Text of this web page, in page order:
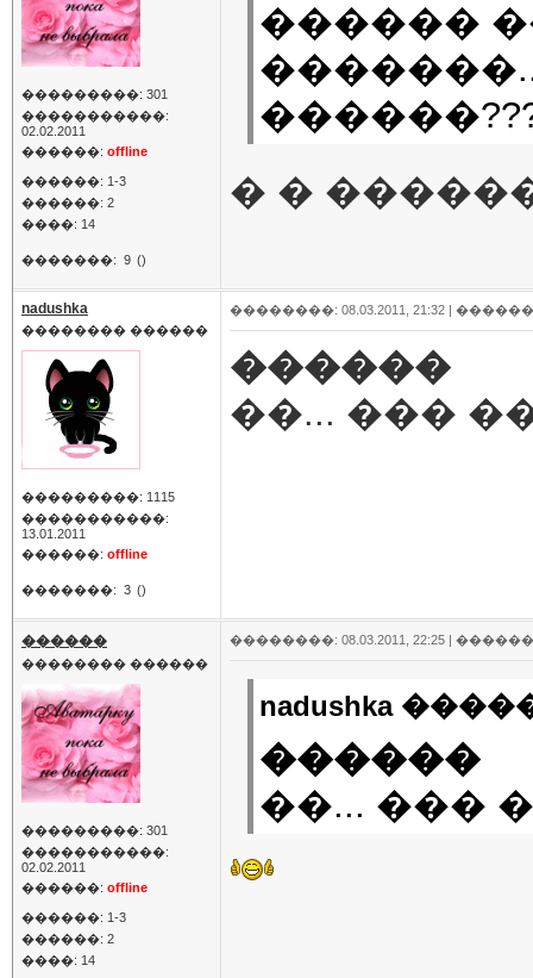
���������: 301
�����������:
02.02.2011
������: offline
������: 1-3
������: 2
����: 14
�������: 9 ()
������
� �
nadushka
�������� ������
���������: 1115
�����������:
13.01.2011
������: offline
�������: 3 ()
��������: 08.03.2011, 21:32 |
������
��... ���
������
�������� ������
���������: 301
�����������:
02.02.2011
������: offline
������: 1-3
������: 2
����: 14
��������: 08.03.2011, 22:25 |
nadushka
������
��... ���